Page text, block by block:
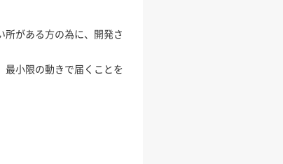
がある方の為に、開発さ
小限の動きで届くことを